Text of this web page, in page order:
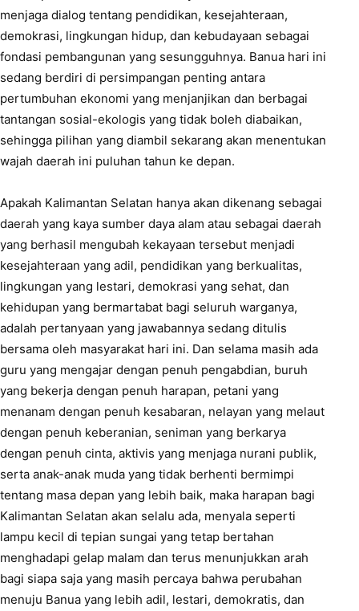
menjaga dialog tentang pendidikan, kesejahteraan,
demokrasi, lingkungan hidup, dan kebudayaan sebagai
fondasi pembangunan yang sesungguhnya. Banua hari ini
sedang berdiri di persimpangan penting antara
pertumbuhan ekonomi yang menjanjikan dan berbagai
tantangan sosial-ekologis yang tidak boleh diabaikan,
sehingga pilihan yang diambil sekarang akan menentukan
wajah daerah ini puluhan tahun ke depan.
Apakah Kalimantan Selatan hanya akan dikenang sebagai
daerah yang kaya sumber daya alam atau sebagai daerah
yang berhasil mengubah kekayaan tersebut menjadi
kesejahteraan yang adil, pendidikan yang berkualitas,
lingkungan yang lestari, demokrasi yang sehat, dan
kehidupan yang bermartabat bagi seluruh warganya,
adalah pertanyaan yang jawabannya sedang ditulis
bersama oleh masyarakat hari ini. Dan selama masih ada
guru yang mengajar dengan penuh pengabdian, buruh
yang bekerja dengan penuh harapan, petani yang
menanam dengan penuh kesabaran, nelayan yang melaut
dengan penuh keberanian, seniman yang berkarya
dengan penuh cinta, aktivis yang menjaga nurani publik,
serta anak-anak muda yang tidak berhenti bermimpi
tentang masa depan yang lebih baik, maka harapan bagi
Kalimantan Selatan akan selalu ada, menyala seperti
lampu kecil di tepian sungai yang tetap bertahan
menghadapi gelap malam dan terus menunjukkan arah
bagi siapa saja yang masih percaya bahwa perubahan
menuju Banua yang lebih adil, lestari, demokratis, dan